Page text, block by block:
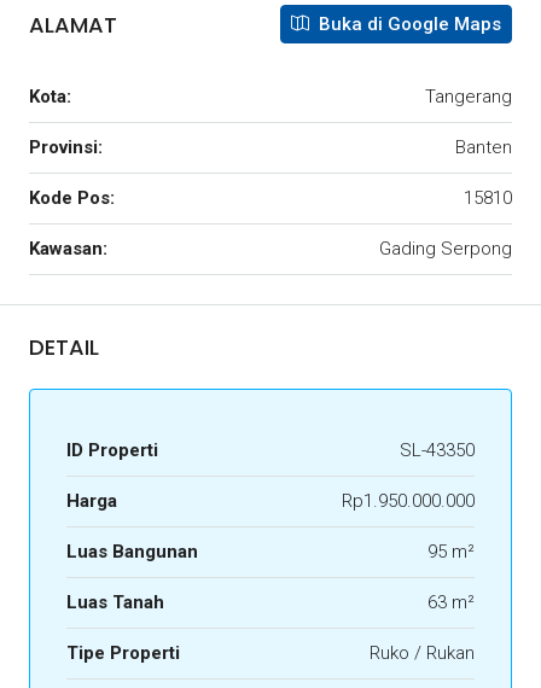
ALAMAT Buka di Google Maps
Kota: Tangerang
Provinsi: Banten
Kode Pos: 15810
Kawasan: Gading Serpong
DETAIL
ID Properti SL-43350
Harga Rp1.950.000.000
Luas Bangunan 95 m²
Luas Tanah 63 m²
Tipe Properti Ruko / Rukan